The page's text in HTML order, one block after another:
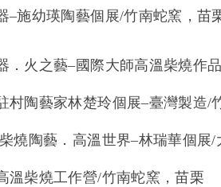
–施幼瑛陶藝個展/竹南蛇窯，苗
．火之藝–國際大師高溫柴燒作
村陶藝家林楚玲個展–臺灣製造/
燒陶藝．高溫世界–林瑞華個展
溫柴燒工作營/竹南蛇窯，苗栗